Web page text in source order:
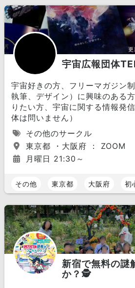
宇宙広報団体
宇宙好きの方、フリーマガジン
執筆、デザイン）に興味のある
りたい方、宇宙に関する情報発
体は問いません）
その他のサークル
東京都 ・大阪府 ： ZOOM
月曜日 21:30～
その他 東京都 大阪府 初
新宿で無料の謎
か？🕵️